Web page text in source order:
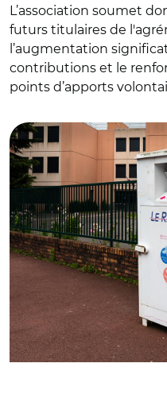
L’association soumet
futurs titulaires de
l’augmentation
contributions et le
points d’apports